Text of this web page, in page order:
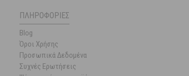
ΠΛΗΡΟΦΟΡΊΕΣ
Blog
Όροι Χρήσης
Προσωπικά Δεδομένα
Συχνές Ερωτήσεις